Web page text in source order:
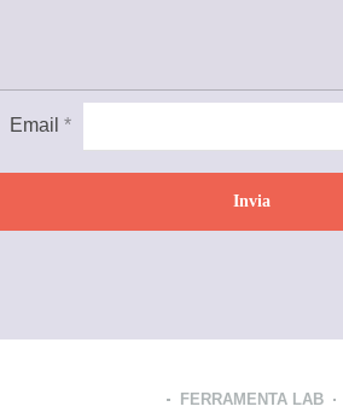
Email*
FERRAMENTA LAB